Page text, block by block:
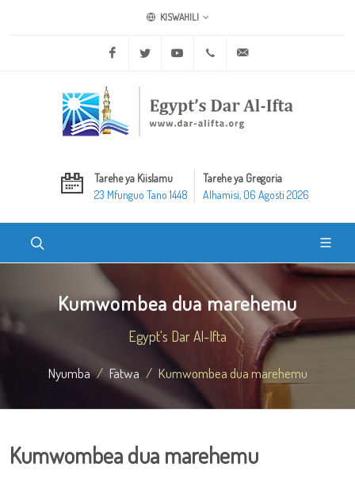
KISWAHILI
Facebook Twitter Youtube +20 2 25970400
Tarehe ya Kiislamu
23 Mfunguo Tano 1448
Tarehe ya Gregoria
Alhamisi, 06 Agosti 2026
Kumwombea dua marehemu
Egypt's Dar Al-Ifta
Nyumba Fatwa Kumwombea dua marehemu
Kumwombea dua marehemu